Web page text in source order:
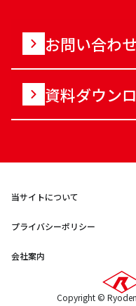
お問い合わせ
資料ダウン
当サイトについて
プライバシーポリシー
会社案内
Copyright ©